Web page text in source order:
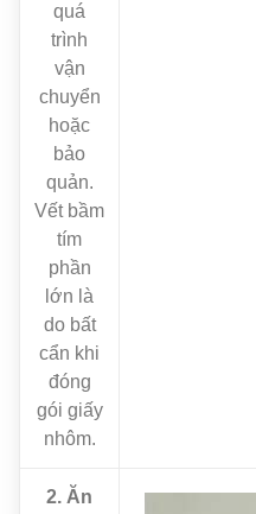
quá
trình
vận
chuyển
hoặc
bảo
quản.
Vết bầm
tím
phần
lớn là
do bất
cẩn khi
đóng
gói giấy
nhôm.
2. Ăn